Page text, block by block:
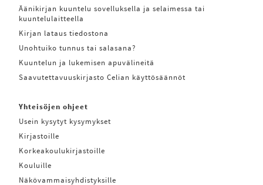
Äänikirjan kuuntelu sovelluksella ja selaimessa tai
kuuntelulaitteella
Kirjan lataus tiedostona
Unohtuiko tunnus tai salasana?
Kuuntelun ja lukemisen apuvälineitä
Saavutettavuuskirjasto Celian käyttösäännöt
Yhteisöjen ohjeet
Usein kysytyt kysymykset
Kirjastoille
Korkeakoulukirjastoille
Kouluille
Näkövammaisyhdistyksille